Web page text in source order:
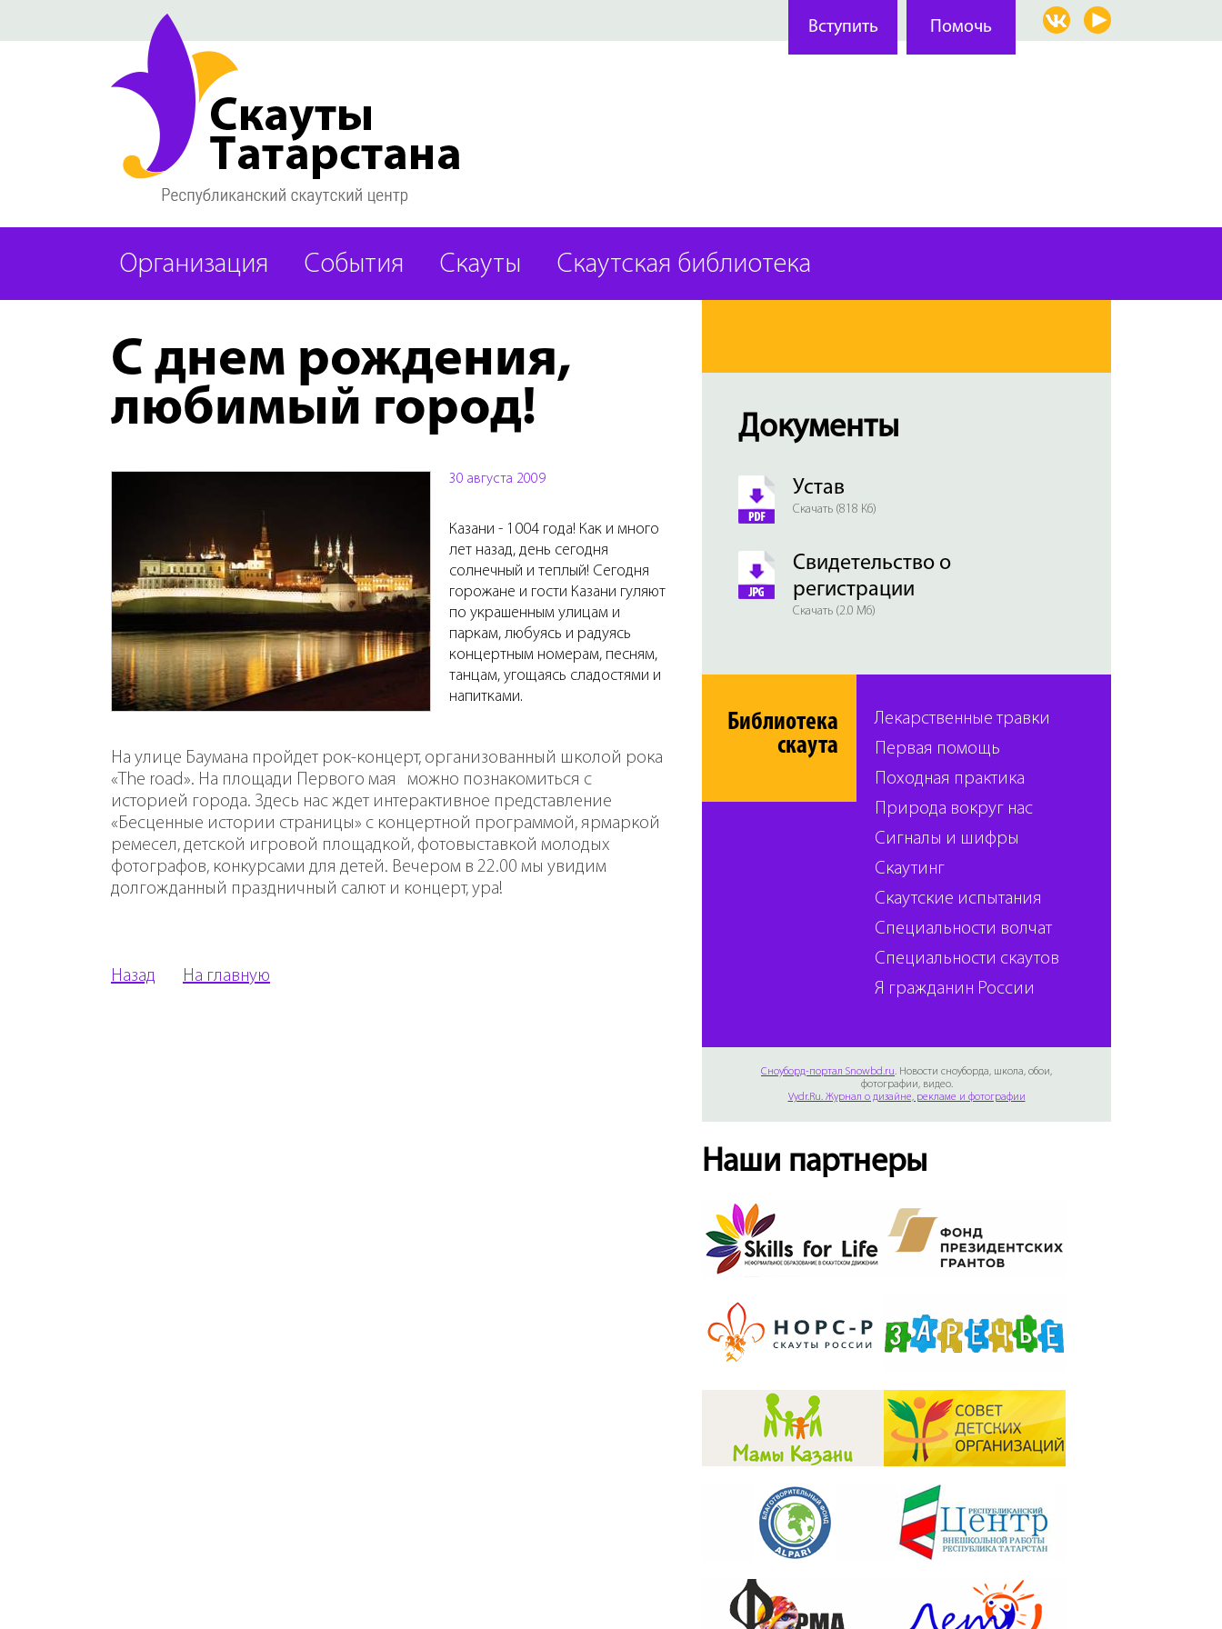
Организация События Скауты Скаутская библиотека
С днем рождения,
любимый город!
30 августа 2009
Казани - 1004 года! Как и много
лет назад, день сегодня
солнечный и теплый! Сегодня
горожане и гости Казани гуляют
по украшенным улицам и
паркам, любуясь и радуясь
концертным номерам, песням,
танцам, угощаясь сладостями и
напитками.
На улице Баумана пройдет рок-концерт, организованный школой рока
«The road». На площади Первого мая можно познакомиться с
историей города. Здесь нас ждет интерактивное представление
«Бесценные истории страницы» с концертной программой, ярмаркой
ремесел, детской игровой площадкой, фотовыставкой молодых
фотографов, конкурсами для детей. Вечером в 22.00 мы увидим
долгожданный праздничный салют и концерт, ура!
Назад На главную
Документы
Устав
Скачать (818 Кб)
Свидетельство о
регистрации
Скачать (2.0 Мб)
Библиотека
скаута
Лекарственные травки
Первая помощь
Походная практика
Природа вокруг нас
Сигналы и шифры
Скаутинг
Скаутские испытания
Специальности волчат
Специальности скаутов
Я гражданин России
Сноуборд-портал Snowbd.ru. Новости сноуборда, школа, обои,
фотографии, видео.
Vydr.Ru. Журнал о дизайне, рекламе и фотографии
Наши партнеры